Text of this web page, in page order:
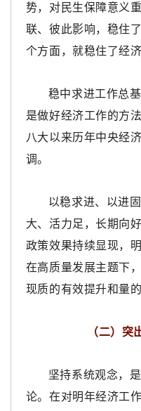
势，对民生保障意义
联、彼此影响，稳住
个方面，就稳住了经
稳中求进工作总
是做好经济工作的方
八大以来历年中央经
调。
以稳求进、以进
大、活力足，长期向
政策效果持续显现，
在高质量发展主题下
现质的有效提升和量
（二）突
坚持系统观念，
论。在对明年经济工